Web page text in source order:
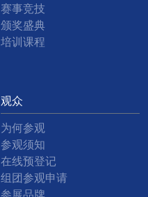
赛事竞技
颁奖盛典
培训课程
观众
为何参观
参观须知
在线预登记
组团参观申请
参展品牌